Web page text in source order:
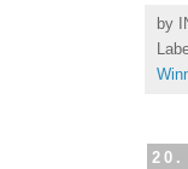
by
20.